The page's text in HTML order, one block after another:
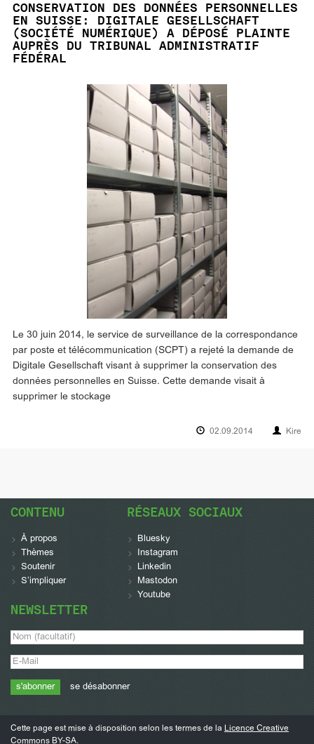
CONSERVATION DES DONNÉES PERSONNELLES
EN SUISSE: DIGITALE GESELLSCHAFT
(SOCIÉTÉ NUMÉRIQUE) A DÉPOSÉ PLAINTE
AUPRÈS DU TRIBUNAL ADMINISTRATIF
FÉDÉRAL
Le 30 juin 2014, le service de surveillance de la correspondance
par poste et télécommunication (SCPT) a rejeté la demande de
Digitale Gesellschaft visant à supprimer la conservation des
données personnelles en Suisse. Cette demande visait à
supprimer le stockage
02.09.2014 Kire
CONTENU
À propos
Thèmes
Soutenir
S’impliquer
RÉSEAUX SOCIAUX
Bluesky
Instagram
Linkedin
Mastodon
Youtube
NEWSLETTER
se désabonner
Cette page est mise à disposition selon les termes de la Licence Creative
Commons BY-SA.